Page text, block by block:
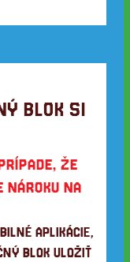
BLOK SI
ŽE
NÁROKU NA
APLIKÁCIE,
BLOK ULOŽIŤ